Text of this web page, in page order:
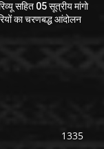
सहित 05 सूत्रीय मांगो
का चरणबद्ध आंदोलन
1335